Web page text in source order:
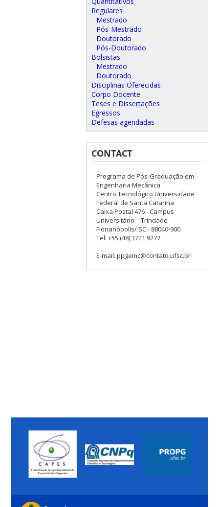
Regulares
Mestrado
Pós-Mestrado
Doutorado
Pós-Doutorado
Bolsistas
Mestrado
Doutorado
Disciplinas Oferecidas
Corpo Docente
Teses e Dissertações
Egressos
Defesas agendadas
CONTACT
Programa de Pós-Graduação em
Engenharia Mecânica
Centro Tecnológico Universidade
Federal de Santa Catarina
Caixa Postal 476 - Campus
Universitário – Trindade
Florianópolis/ SC - 88040-900
Tel: +55 (48) 3721 9277
E-mail: ppgemc@contato.ufsc.br